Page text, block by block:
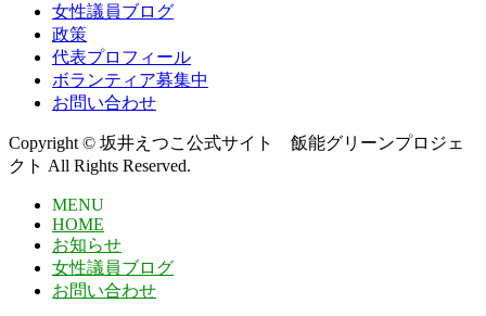
女性議員ブログ
政策
代表プロフィール
ボランティア募集中
お問い合わせ
Copyright © 坂井えつこ公式サイト 飯能グリーンプロジェ
クト All Rights Reserved.
MENU
HOME
お知らせ
女性議員ブログ
お問い合わせ